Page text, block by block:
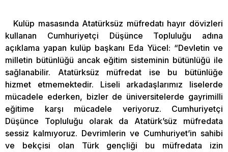
Kulüp masasında Atatürksüz müfredatı hayır dövizleri
kullanan Cumhuriyetçi Düşünce Topluluğu adına
açıklama yapan kulüp başkanı Eda Yücel: “Devletin ve
milletin bütünlüğü ancak eğitim sisteminin bütünlüğü ile
sağlanabilir. Atatürksüz müfredat ise bu bütünlüğe
hizmet etmemektedir. Liseli arkadaşlarımız liselerde
mücadele ederken, bizler de üniversitelerde gayrimilli
eğitime karşı mücadele veriyoruz. Cumhuriyetçi
Düşünce Topluluğu olarak da Atatürk’süz müfredata
sessiz kalmıyoruz. Devrimlerin ve Cumhuriyet’in sahibi
ve bekçisi olan Türk gençliği bu müfredata izin